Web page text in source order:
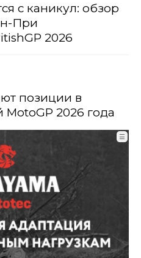
с каникул: обзор
При
2026
позиции в
MotoGP 2026 года
☰